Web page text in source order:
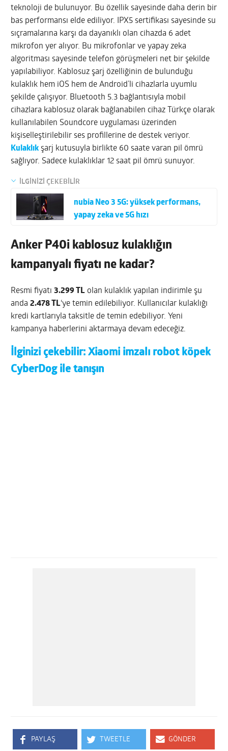
teknoloji de bulunuyor. Bu özellik sayesinde daha derin bir
bas performansı elde ediliyor. IPX5 sertifikası sayesinde su
sıçramalarına karşı da dayanıklı olan cihazda 6 adet
mikrofon yer alıyor. Bu mikrofonlar ve yapay zeka
algoritması sayesinde telefon görüşmeleri net bir şekilde
yapılabiliyor. Kablosuz şarj özelliğinin de bulunduğu
kulaklık hem iOS hem de Android’li cihazlarla uyumlu
şekilde çalışıyor. Bluetooth 5.3 bağlantısıyla mobil
cihazlara kablosuz olarak bağlanabilen cihaz Türkçe olarak
kullanılabilen Soundcore uygulaması üzerinden
kişiselleştirilebilir ses profillerine de destek veriyor.
Kulaklık şarj kutusuyla birlikte 60 saate varan pil ömrü
sağlıyor. Sadece kulaklıklar 12 saat pil ömrü sunuyor.
İLGİNİZİ ÇEKEBİLİR
nubia Neo 3 5G: yüksek performans,
yapay zeka ve 5G hızı
Anker P40i kablosuz kulaklığın
kampanyalı fiyatı ne kadar?
Resmi fiyatı3.299 TL olan kulaklık yapılan indirimle şu
anda2.478 TL‘ye temin edilebiliyor. Kullanıcılar kulaklığı
kredi kartlarıyla taksitle de temin edebiliyor. Yeni
kampanya haberlerini aktarmaya devam edeceğiz.
İlginizi çekebilir:Xiaomi imzalı robot köpek
CyberDog ile tanışın
PAYLAŞ TWEETLE GÖNDER